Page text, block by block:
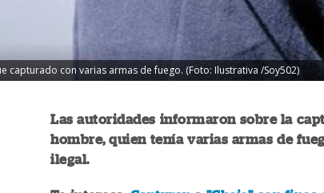
capturado con varias armas de fuego. (Foto: Ilustrativa /Soy502)
Las autoridades informaron sobre la
hombre, quien tenía varias armas de
ilegal.